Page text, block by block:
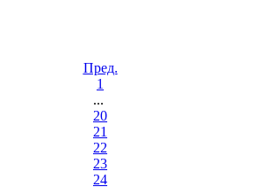
Пред.
1
...
20
21
22
23
24